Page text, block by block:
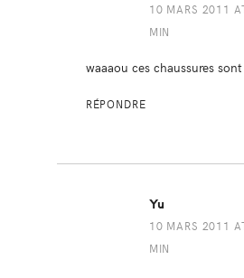
10 MARS 2011
MIN
waaaou ces chaussures
RÉPONDRE
Yu
10 MARS 2011
MIN